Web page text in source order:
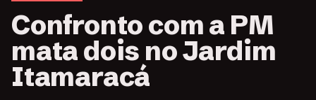
Confronto com a PM
mata dois no Jardim
Itamaracá